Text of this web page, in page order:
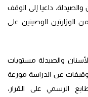
داعيا إلى الوقف
الوصيتين على
والصيدلة مستويات
يناهز 35 سنة من التوقيفات عن الدراسة موزعة
الرسمي على القرار،